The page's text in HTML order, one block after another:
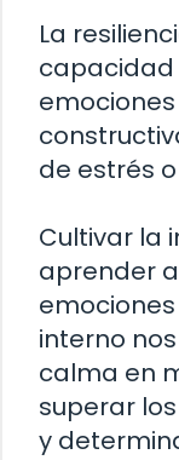
La
capacidad
de estrés o
Cultivar la
aprender
interno
calma en
superar
y